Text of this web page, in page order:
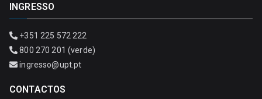
INGRESSO
+351 225 572 222
800 270 201 (verde)
ingresso@upt.pt
CONTACTOS